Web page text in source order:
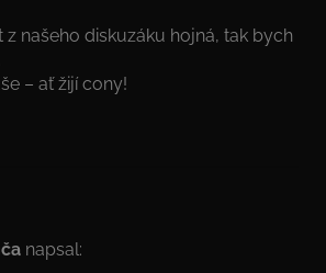
našeho diskuzáku hojná, tak bych
– ať žijí cony!
napsal: